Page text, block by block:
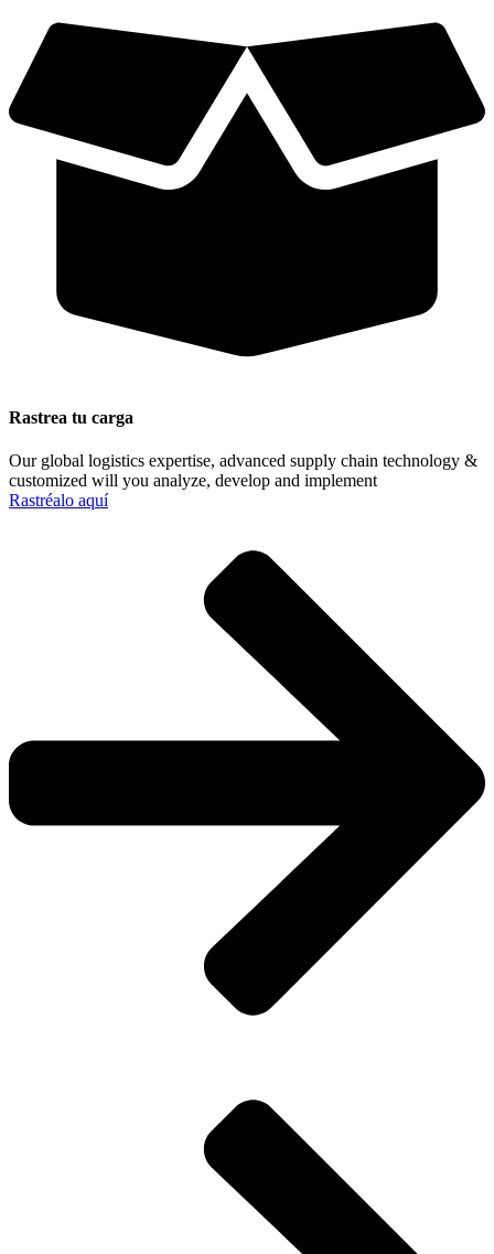
Rastrea tu carga
Our global logistics expertise, advanced supply chain technology &
customized will you analyze, develop and implement
Rastréalo aquí